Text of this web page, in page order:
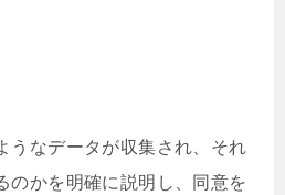
うなデータが収集され、それ
のかを明確に説明し、同意を